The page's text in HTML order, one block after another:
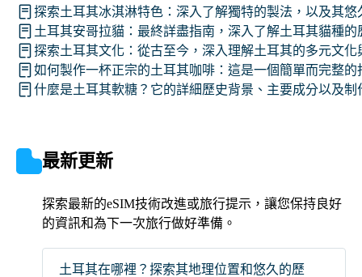
探索土耳其冰淇淋特色：深入了解獨特的製法，以及其悠
土耳其安哥拉貓：最終詳盡指南，深入了解土耳其貓種的
探索土耳其文化：從古至今，深入理解土耳其的多元文化
如何製作一杯正宗的土耳其咖啡：這是一個簡單而完整的
什麼是土耳其軟糖？它的詳細歷史背景、主要成分以及制
最新更新
探索最新的eSIM技術改進或旅行提示，讓您保持良好
的資訊和為下一次旅行做好準備。
土耳其在哪裡？探索其地理位置和悠久的歷